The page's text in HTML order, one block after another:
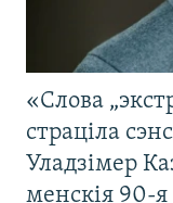
«Слова
страціла
Уладзімер
менскія 90-я